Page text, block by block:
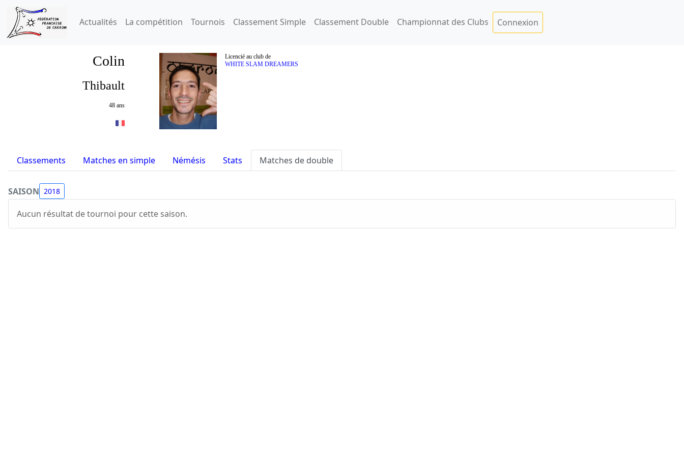
Actualités La compétition Tournois Classement Simple Classement Double Championnat des Clubs Connexion
Colin
Licencié au club de
WHITE SLAM DREAMERS
Thibault
48 ans
Classements Matches en simple Némésis Stats Matches de double
SAISON 2018
Aucun résultat de tournoi pour cette saison.